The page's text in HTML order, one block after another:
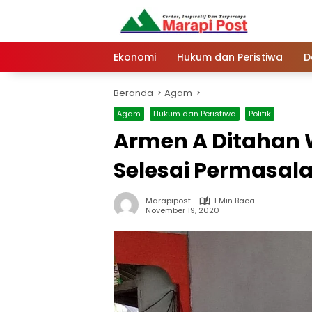
Ekonomi
Hukum dan Peristiwa
Beranda Agam
Agam Hukum dan Peristiwa Politik
Armen A Ditahan
Selesai
Marapipost
1 Min Baca
November 19, 2020